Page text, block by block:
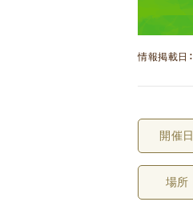
情報掲載日
開催日
場所